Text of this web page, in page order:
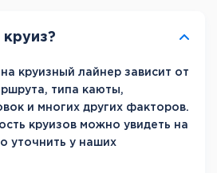
круизный лайнер зависит от
типа каюты,
и многих других факторов.
круизов можно увидеть на
уточнить у наших